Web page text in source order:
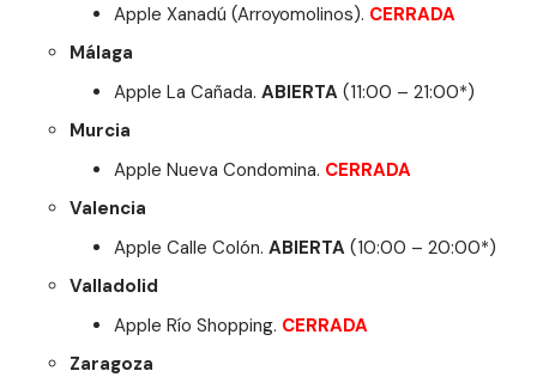
Apple Xanadú (Arroyomolinos). CERRADA
Málaga
Apple La Cañada. ABIERTA (11:00 – 21:00*)
Murcia
Apple Nueva Condomina. CERRADA
Valencia
Apple Calle Colón. ABIERTA (10:00 – 20:00*)
Valladolid
Apple Río Shopping. CERRADA
Zaragoza